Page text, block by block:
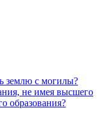
землю с могилы?
не имея высшего
образования?